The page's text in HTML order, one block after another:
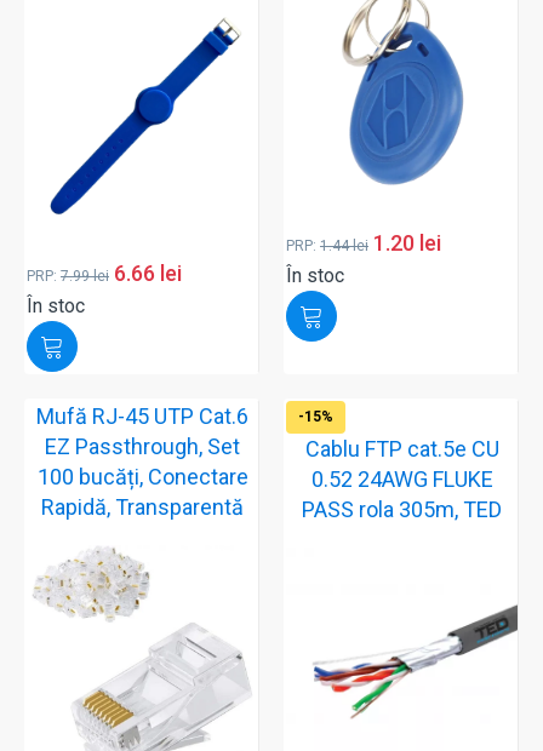
PRP: 7.99lei 6.66 lei
În stoc
PRP: 1.44lei 1.20 lei
În stoc
Mufă RJ-45 UTP Cat.6
EZ Passthrough, Set
100 bucăți, Conectare
Rapidă, Transparentă
-15%
Cablu FTP cat.5e CU
0.52 24AWG FLUKE
PASS rola 305m, TED